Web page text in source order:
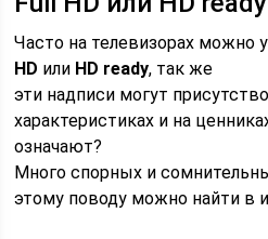
Часто на телевизорах можно
HD или HD ready, так же
эти надписи могут
характеристиках и на
означают?
Много спорных и
этому поводу можно найти в